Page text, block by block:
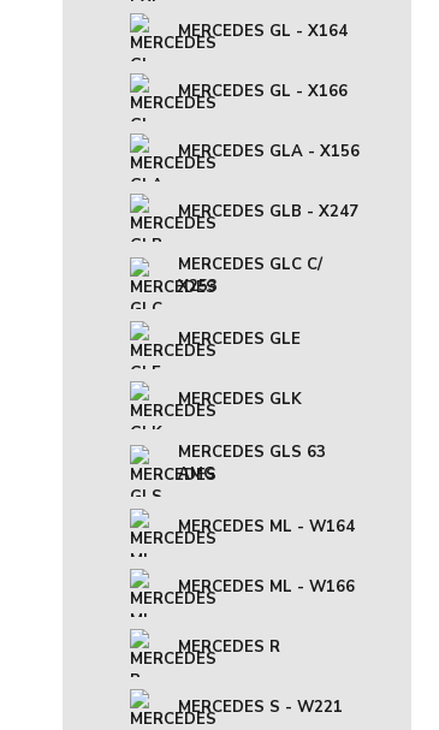
MERCEDES GL - X164
MERCEDES GL - X166
MERCEDES GLA - X156
MERCEDES GLB - X247
MERCEDES GLC C/
X253
MERCEDES GLE
MERCEDES GLK
MERCEDES GLS 63
AMG
MERCEDES ML - W164
MERCEDES ML - W166
MERCEDES R
MERCEDES S - W221